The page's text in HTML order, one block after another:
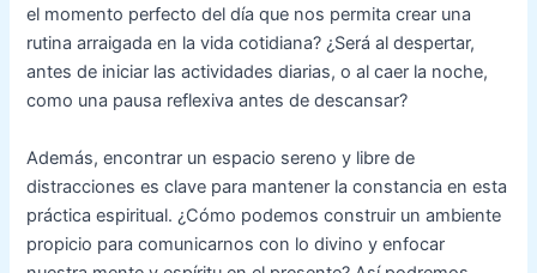
el momento perfecto del día que nos permita crear una
rutina arraigada en la vida cotidiana? ¿Será al despertar,
antes de iniciar las actividades diarias, o al caer la noche,
como una pausa reflexiva antes de descansar?
Además, encontrar un espacio sereno y libre de
distracciones es clave para mantener la constancia en esta
práctica espiritual. ¿Cómo podemos construir un ambiente
propicio para comunicarnos con lo divino y enfocar